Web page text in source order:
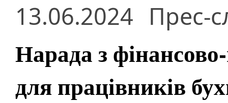
13.06.2024 Прес-
Нарада з
для працівників